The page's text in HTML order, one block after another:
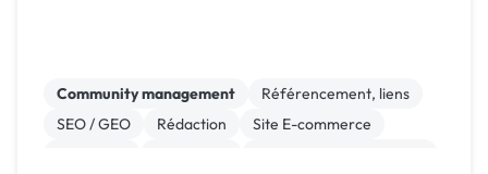
Community management
Référencement, liens
SEO / GEO
Rédaction
Site E-commerce